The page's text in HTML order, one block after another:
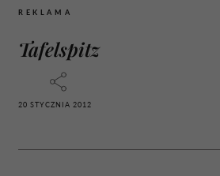
REKLAMA
Tafelspitz
20 STYCZNIA 2012